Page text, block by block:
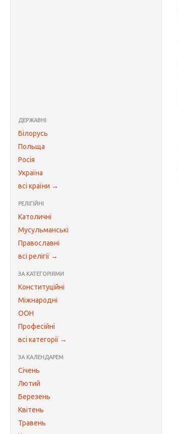
ДЕРЖАВНІ
Білорусь
Польща
Росія
Україна
всі країни →
РЕЛІГІЙНІ
Католичні
Мусульманські
Православні
всі релігії →
ЗА КАТЕГОРІЯМИ
Конституційні
Міжнародні
ООН
Професійні
всі категорії →
ЗА КАЛЕНДАРЕМ
Січень
Лютий
Березень
Квітень
Травень